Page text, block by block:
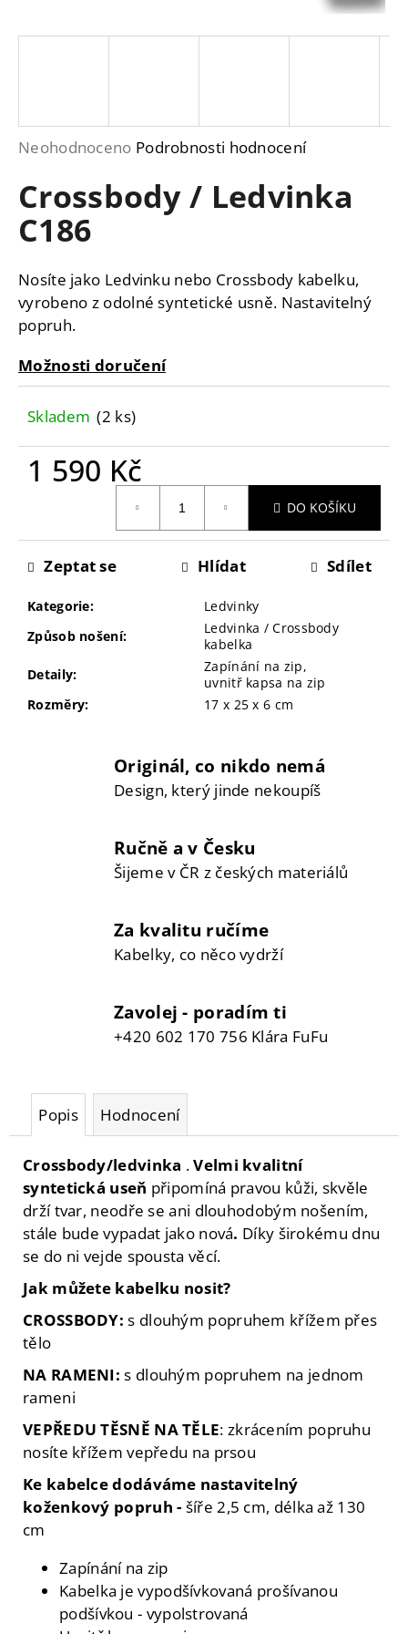
Průměrné
produktu
je
0,0
5
hvězdiček.
Neohodnoceno Podrobnosti hodnocení
Crossbody / Ledvinka
C186
Nosíte jako Ledvinku nebo Crossbody kabelku,
vyrobeno z odolné syntetické usně. Nastavitelný
popruh.
Možnosti doručení
Skladem (2 ks)
1 590 Kč
DO KOŠÍKU
Kategorie:
Ledvinky
Způsob nošení:
Ledvinka / Crossbody
kabelka
Detaily:
Zapínání na zip,
uvnitř kapsa na zip
Rozměry: 17 x 25 x 6 cm
Zeptat se Hlídat Sdílet
Originál, co nikdo nemá
Design, který jinde nekoupíš
Ručně a v Česku
Šijeme v ČR z českých materiálů
Za kvalitu ručíme
Kabelky, co něco vydrží
Zavolej - poradím ti
+420 602 170 756 Klára FuFu
Popis Hodnocení
Crossbody/ledvinka .Velmi kvalitní
syntetická useň připomíná pravou kůži, skvěle
drží tvar, neodře se ani dlouhodobým nošením,
stále bude vypadat jako nová. Díky širokému dnu
se do ni vejde spousta věcí.
Jak můžete kabelku nosit?
CROSSBODY: s dlouhým popruhem křížem přes
tělo
NA RAMENI:s dlouhým popruhem na jednom
rameni
VEPŘEDU TĚSNĚ NA TĚLE: zkrácením popruhu
nosíte křížem vepředu na prsou
Ke kabelce dodáváme nastavitelný
koženkový popruh - šíře 2,5 cm, délka až 130
cm
Zapínání na zip
Kabelka je vypodšívkovaná prošívanou
podšívkou - vypolstrovaná
j
?
HLEDAT
D
o
p
o
r
č
u